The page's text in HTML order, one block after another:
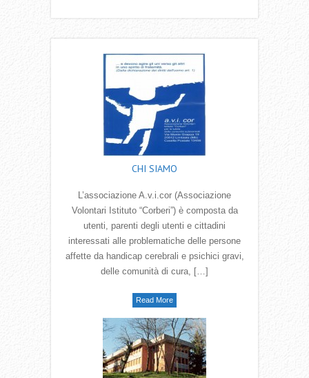
CHI SIAMO
L’associazione A.v.i.cor (Associazione
Volontari Istituto “Corberi”) è composta da
utenti, parenti degli utenti e cittadini
interessati alle problematiche delle persone
affette da handicap cerebrali e psichici gravi,
delle comunità di cura, […]
Read More